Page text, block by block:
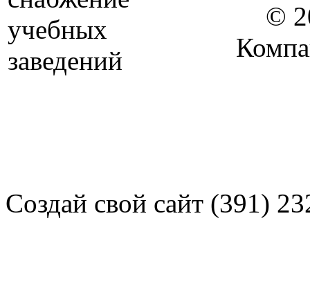
©
Создай свой сайт (391)